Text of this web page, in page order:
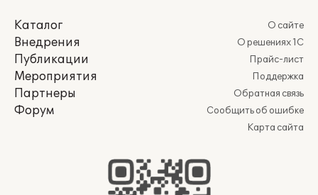
Каталог
Внедрения
Публикации
Мероприятия
Партнеры
Форум
О сайте
О решениях 1С
Прайс-лист
Поддержка
Обратная связь
Сообщить об ошибке
Карта сайта